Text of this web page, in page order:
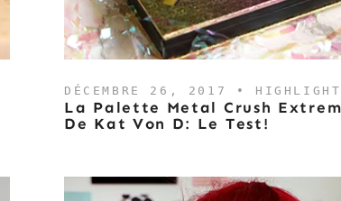
DÉCEMBRE 26, 2017 •
La Palette Metal Crush
De Kat Von D: Le Test!